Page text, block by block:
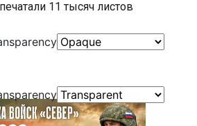
11 тысяч листов